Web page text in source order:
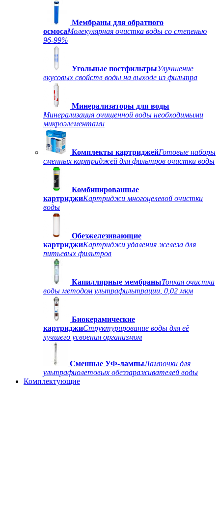
Мембраны для обратного
осмосаМолекулярная очистка воды со степенью
96-99%
Угольные постфильтрыУлучшение
вкусовых свойств воды на выходе из фильтра
Минерализаторы для воды
Минерализация очищенной воды необходимыми
микроэлементами
Комплекты картриджейГотовые наборы
сменных картриджей для фильтров очистки воды
Комбинированные
картриджиКартриджи многоцелевой очистки
воды
Обезжелезивающие
картриджиКартриджи удаления железа для
питьевых фильтров
Капиллярные мембраныТонкая очистка
воды методом ультрафильтрации, 0,02 мкм
Биокерамические
картриджиСтруктурирование воды для её
лучшего усвоения организмом
Сменные УФ-лампыЛампочки для
ультрафиолетовых обеззараживателей воды
Комплектующие